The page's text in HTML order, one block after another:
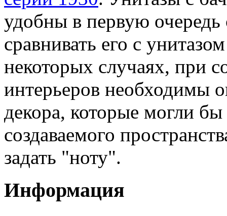
удобны в первую
сравнивать его с
некоторых случаях, при
интерьеров необходимы
декора, которые могли
создаваемого
задать "ноту".
Информация